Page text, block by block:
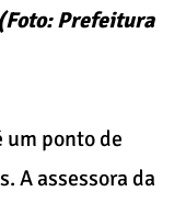
Prefeitura
um ponto de
A assessora da